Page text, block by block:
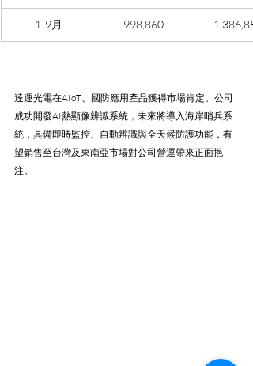
1-9月 998,860
達運光電在AIoT、國防應用產品獲得市場肯定。公司
成功開發AI熱顯像辨識系統，未來將導入海岸哨兵系
統，具備即時監控、自動辨識與全天候防護功能，有
望銷售至台灣及東南亞市場對公司營運帶來正面挹
注。